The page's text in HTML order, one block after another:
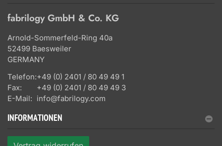
fabrilogy GmbH & Co. KG
Arnold-Sommerfeld-Ring 40a
52499 Baesweiler
GERMANY
Telefon:+49 (0) 2401 / 80 49 49 1
Fax:
+49 (0) 2401 / 80 49 49 3
E-Mail: info@fabrilogy.com
INFORMATIONEN